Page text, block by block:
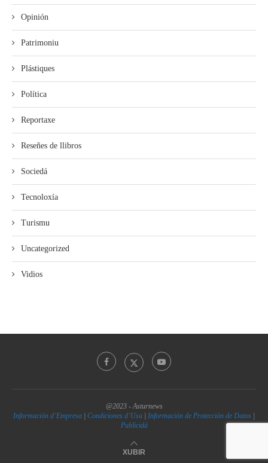
Opinión
Patrimoniu
Plástiques
Política
Reportaxe
Reseñes de llibros
Sociedá
Tecnoloxía
Turismu
Uncategorized
Vidios
@2023 - Asturnews
Información d’Empresa | Condiciones d’Usu | Información de Protección de Datos |
Publicidá
XUBIR